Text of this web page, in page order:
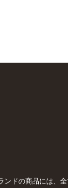
ンドの商品には、